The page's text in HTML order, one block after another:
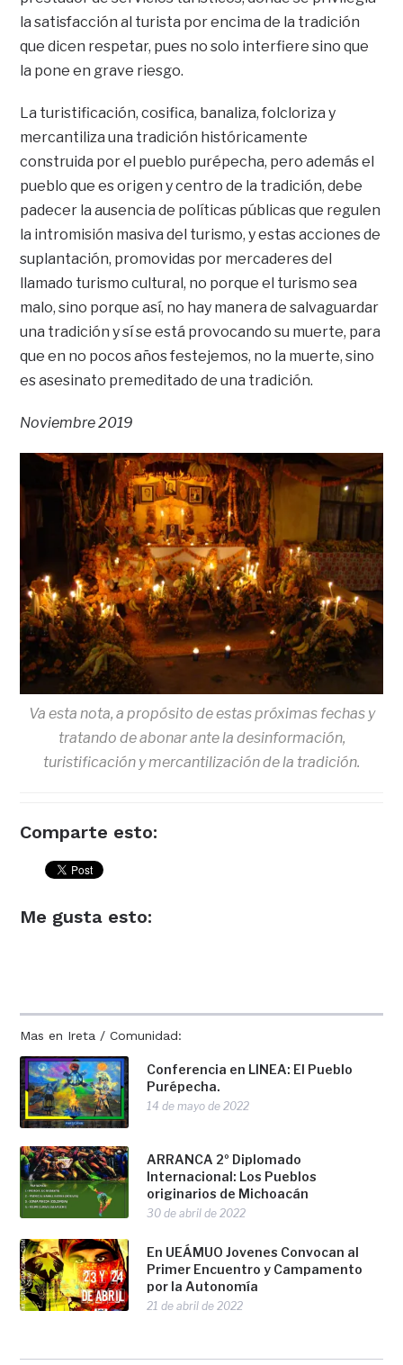
Mas en Ireta / Comunidad:
Conferencia en LINEA: El Pueblo
Purépecha.
14 de mayo de 2022
ARRANCA 2º Diplomado
Internacional: Los Pueblos
originarios de Michoacán
30 de abril de 2022
En UEÁMUO Jovenes Convocan al
Primer Encuentro y Campamento
por la Autonomía
21 de abril de 2022
la satisfacción al turista por encima de la tradición
que dicen respetar, pues no solo interfiere sino que
la pone en grave riesgo.
La turistificación, cosifica, banaliza, folcloriza y
mercantiliza una tradición históricamente
construida por el pueblo purépecha, pero además el
pueblo que es origen y centro de la tradición, debe
padecer la ausencia de políticas públicas que regulen
la intromisión masiva del turismo, y estas acciones de
suplantación, promovidas por mercaderes del
llamado turismo cultural, no porque el turismo sea
malo, sino porque así, no hay manera de salvaguardar
una tradición y sí se está provocando su muerte, para
que en no pocos años festejemos, no la muerte, sino
es asesinato premeditado de una tradición.
Noviembre 2019
Va esta nota, a propósito de estas próximas fechas y
tratando de abonar ante la desinformación,
turistificación y mercantilización de la tradición.
Comparte esto:
Me gusta esto: